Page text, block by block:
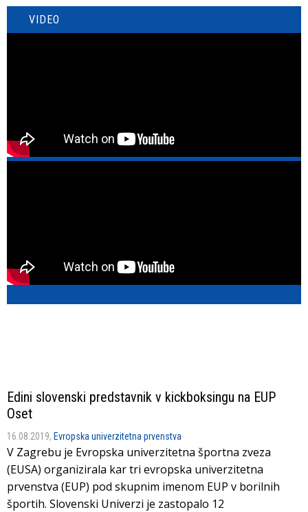
VIDEO
Edini slovenski predstavnik v kickboksingu na EUP
Oset
16.08.2019, Evropska univerzitetna prvenstva
V Zagrebu je Evropska univerzitetna športna zveza
(EUSA) organizirala kar tri evropska univerzitetna
prvenstva (EUP) pod skupnim imenom EUP v borilnih
športih. Slovenski Univerzi je zastopalo 12